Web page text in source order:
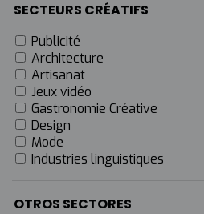
SECTEURS CRÉATIFS
Publicité
Architecture
Artisanat
Jeux vidéo
Gastronomie Créative
Design
Mode
Industries linguistiques
OTROS SECTORES